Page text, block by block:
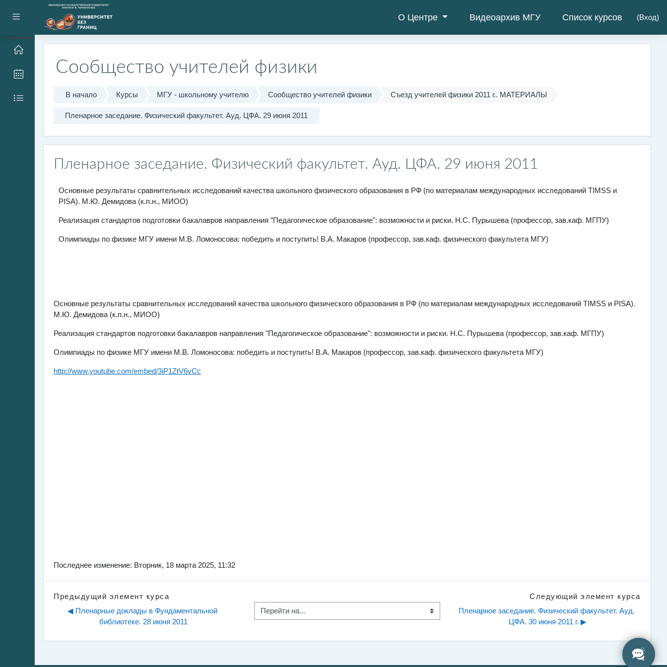
Боковая панель О Центре Видеоархив МГУ Список курсов (Вход)
Перейти к основному содержанию
Сообщество учителей физики
В начало Курсы МГУ - школьному учителю Сообщество учителей физики Съезд учителей физики 2011 г.. МАТЕРИАЛЫ
Пленарное заседание. Физический факультет. Ауд. ЦФА. 29 июня 2011
Пленарное заседание. Физический факультет. Ауд. ЦФА. 29 июня 2011
Основные результаты сравнительных исследований качества школьного физического образования в РФ (по материалам международных исследований TIMSS и
PISA). М.Ю. Демидова (к.п.н., МИОО)
Реализация стандартов подготовки бакалавров направления "Педагогическое образование": возможности и риски. Н.С. Пурышева (профессор, зав.каф. МГПУ)
Олимпиады по физике МГУ имени М.В. Ломоносова: победить и поступить! В.А. Макаров (профессор, зав.каф. физического факультета МГУ)
Основные результаты сравнительных исследований качества школьного физического образования в РФ (по материалам международных исследований TIMSS и PISA).
М.Ю. Демидова (к.п.н., МИОО)
Реализация стандартов подготовки бакалавров направления "Педагогическое образование": возможности и риски. Н.С. Пурышева (профессор, зав.каф. МГПУ)
Олимпиады по физике МГУ имени М.В. Ломоносова: победить и поступить! В.А. Макаров (профессор, зав.каф. физического факультета МГУ)
http://www.youtube.com/embed/3iP1ZtV6vCc
Последнее изменение: Вторник, 18 марта 2025, 11:32
Предыдущий элемент курса
◀︎ Пленарные доклады в Фундаментальной
библиотеке. 28 июня 2011
Перейти на...
Следующий элемент курса
Пленарное заседание. Физический факультет. Ауд.
ЦФА. 30 июня 2011 г. ▶︎